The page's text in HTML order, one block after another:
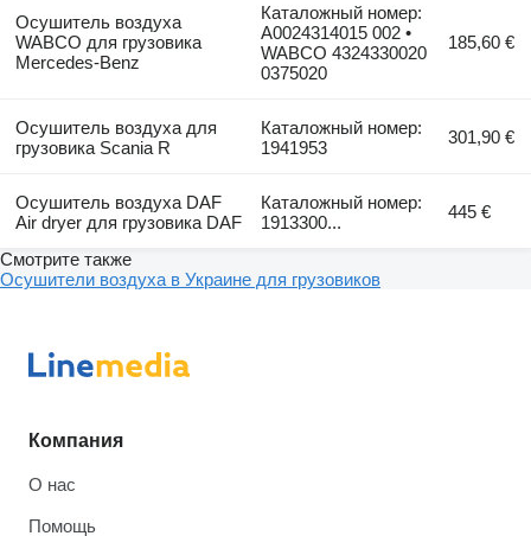
Осушитель воздуха
WABCO для грузовика
Mercedes-Benz
Каталожный номер:
A0024314015 002 •
WABCO 4324330020
0375020
185,60 €
Осушитель воздуха для
грузовика Scania R
Каталожный номер:
1941953
301,90 €
Осушитель воздуха DAF
Air dryer для грузовика DAF
Каталожный номер:
1913300...
445 €
Смотрите также
Осушители воздуха в Украине для грузовиков
Компания
О нас
Помощь